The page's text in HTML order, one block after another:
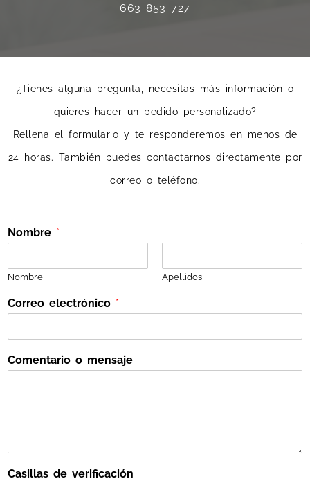
663 853 727
¿Tienes alguna pregunta, necesitas más información o
quieres hacer un pedido personalizado?
Rellena el formulario y te responderemos en menos de
24 horas. También puedes contactarnos directamente por
correo o teléfono.
Nombre *
Nombre Apellidos
Correo electrónico *
C
o
o
r
Comentario o mensaje
Casillas de verificación